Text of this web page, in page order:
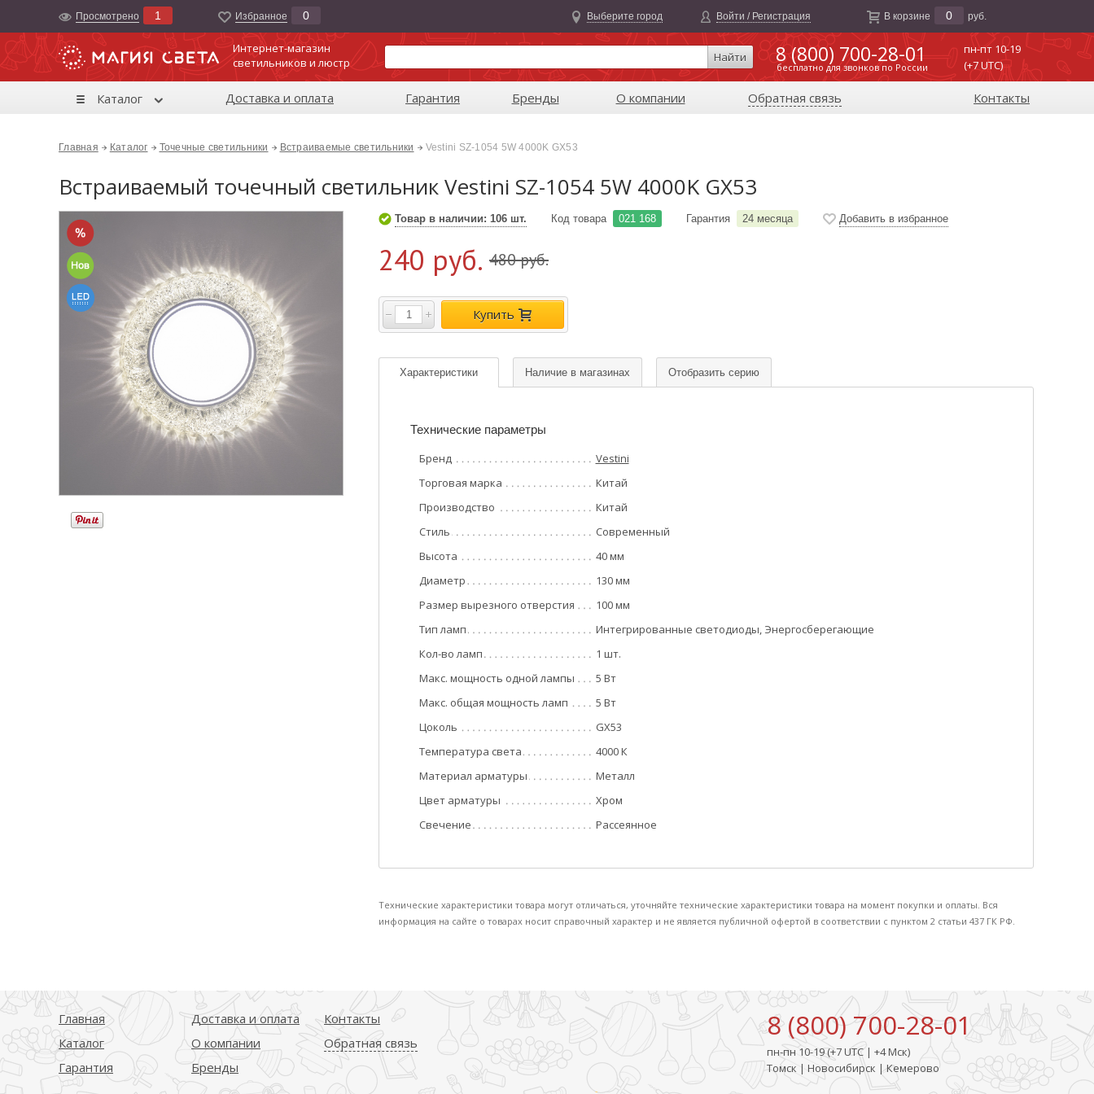
Просмотрено 1 Избранноe 0 Выберите город Войти / Регистрация В корзине 0 руб.
Интернет-магазин
светильников и люстр
Найти 8 (800) 700-28-01
бесплатно для звонков по России
пн-пт 10-19
(+7 UTC)
Каталог Доставка и оплата Гарантия Бренды О компании Обратная связь Контакты
Главная Каталог Точечные светильники Встраиваемые светильники Vestini SZ-1054 5W 4000K GX53
Встраиваемый точечный светильник Vestini SZ-1054 5W 4000K GX53
Товар в наличии: 106 шт. Код товара 021 168 Гарантия 24 месяца Добавить в избранное
240 руб. 480 руб.
Купить
Характеристики Наличие в магазинах Отобразить серию
Технические параметры
Бренд
Vestini
Торговая марка
Китай
Производство
Китай
Стиль
Современный
Высота
40 мм
Диаметр
130 мм
Размер вырезного отверстия
100 мм
Тип ламп
Интегрированные светодиоды, Энергосберегающие
Кол-во ламп
1 шт.
Макс. мощность одной лампы
5 Вт
Макс. общая мощность ламп
5 Вт
Цоколь
GX53
Температура света
4000 К
Материал арматуры
Металл
Цвет арматуры
Хром
Свечение
Рассеянное
Технические характеристики товара могут отличаться, уточняйте технические характеристики товара на момент покупки и оплаты. Вся
информация на сайте о товарах носит справочный характер и не является публичной офертой в соответствии с пунктом 2 статьи 437 ГК РФ.
Главная
Каталог
Гарантия
Доставка и оплата
О компании
Бренды
Контакты
Обратная связь
8 (800) 700-28-01
пн-пн 10-19 (+7 UTC | +4 Мск)
Томск | Новосибирск | Кемерово